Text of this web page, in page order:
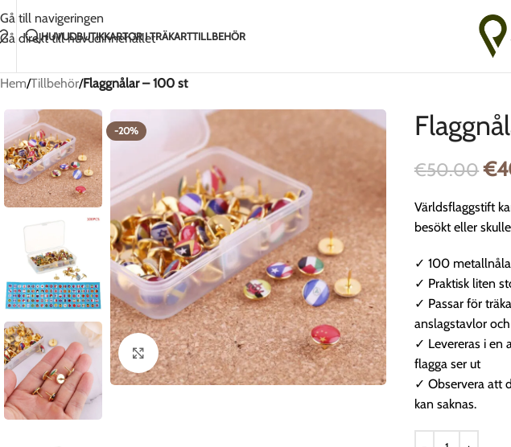
Gå till navigeringen
Gå direkt till huvudinnehållet
Handgjort med kärlek i Litauen 7-14
HUVUDBUTIKKARTOR I TRÄKARTTILLBEHÖR
Hem/Tillbehör/Flaggnålar – 100 st
-20%
Klicka för att förstora
€50.00 €
Världsflaggstift
besökt eller
✓ 100
✓ Praktisk liten
✓ Passar för
anslagstavlor
✓ Levereras i en
flagga ser ut
✓ Observera att
kan saknas.